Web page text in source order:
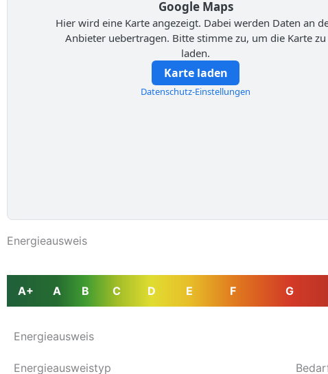
Google Maps
Hier wird eine Karte angezeigt. Dabei werden Daten an
Anbieter uebertragen. Bitte stimme zu, um die Karte zu
laden.
Karte laden
Datenschutz-Einstellungen
Energieausweis
A+ A B C D E F G
Energieausweis
Energie­ausweistyp